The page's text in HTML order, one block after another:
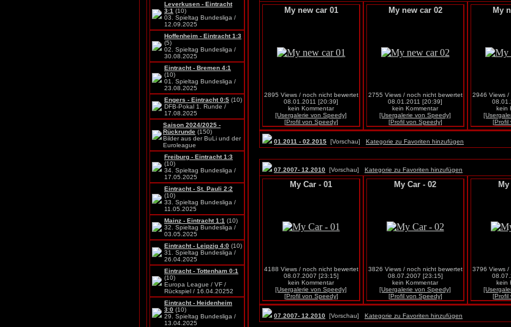
Leverkusen - Eintracht
3:1 (10)
03. Spieltag Bundesliga /
12.09.2025
Hoffenheim - Eintracht 1:3
(5)
02. Spieltag Bundesliga /
30.08.2025
Eintracht - Bremen 4:1
(10)
01. Spieltag Bundesliga /
23.08.2025
Engers - Eintracht 0:5 (10)
DFB-Pokal 1. Runde /
17.08.2025
Saison 2024/2025 -
Rückrunde (150)
Bilder aus der BuLi und der
Euroleague
Freiburg - Eintracht 1:3
(10)
34. Spieltag Bundesliga /
17.05.2025
Eintracht - St. Pauli 2:2
(10)
33. Spieltag Bundesliga /
11.05.2025
Mainz - Eintracht 1:1 (10)
32. Spieltag Bundesliga /
03.05.2025
Eintracht - Leipzig 4:0 (10)
31. Spieltag Bundesliga /
26.04.2025
Eintracht - Tottenham 0:1
(10)
Europa League / VF /
Rückspiel / 16.04.20252
Eintracht - Heidenheim
3:0 (10)
29. Spieltag Bundesliga /
13.04.2025
My new car 01
2895 Views / noch nicht bewertet
08.01.2011 [20:39]
kein Kommentar
[Usergalerie von Speedy]
[Profil von Speedy]
My new car 02
2755 Views / noch nicht bewertet
08.01.2011 [20:39]
kein Kommentar
[Usergalerie von Speedy]
[Profil von Speedy]
My
2946 Views /
kein
[Profil
01.2011 - 02.2015 [Vorschau] Kategorie zu Favoriten hinzufügen
07.2007- 12.2010 [Vorschau] Kategorie zu Favoriten hinzufügen
My Car - 01
4188 Views / noch nicht bewertet
08.07.2007 [23:15]
kein Kommentar
[Usergalerie von Speedy]
[Profil von Speedy]
My Car - 02
3826 Views / noch nicht bewertet
08.07.2007 [23:15]
kein Kommentar
[Usergalerie von Speedy]
[Profil von Speedy]
3796 Views /
kein
[Profil
07.2007- 12.2010 [Vorschau] Kategorie zu Favoriten hinzufügen